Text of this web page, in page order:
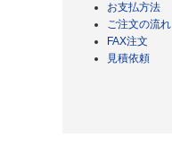
お支払方法
ご注文の流れ
FAX注文
見積依頼